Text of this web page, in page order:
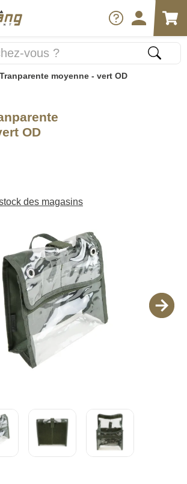
moyenne - vert OD
OD
des magasins